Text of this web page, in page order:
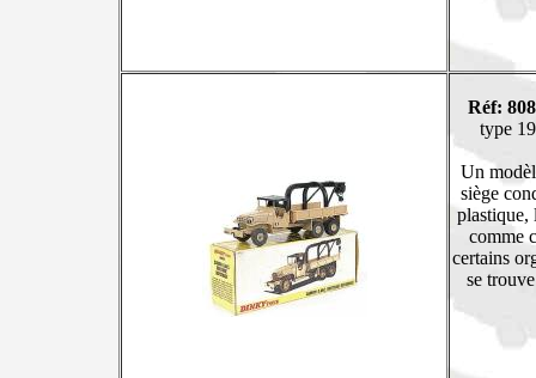
Réf:
type
Un
siège
plastique,
comme
certains
se